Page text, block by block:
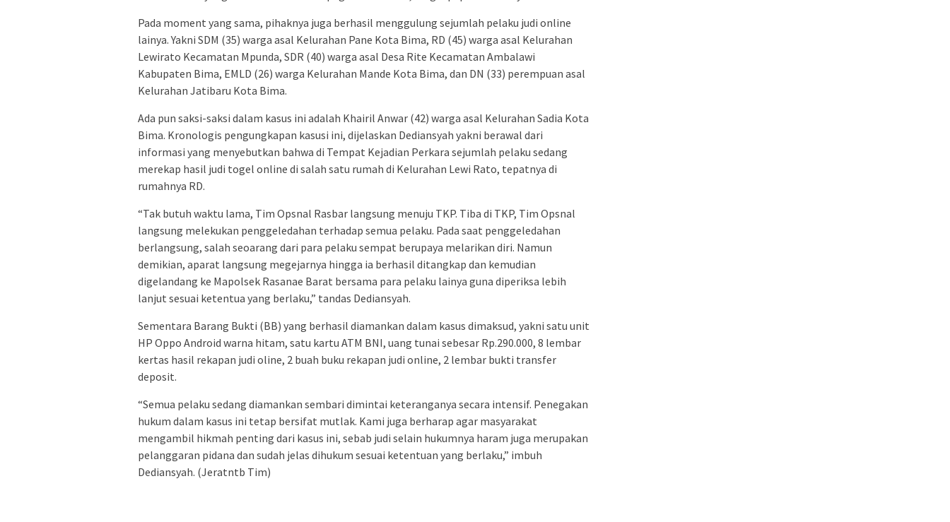
Pada moment yang sama, pihaknya juga berhasil menggulung sejumlah pelaku judi online
lainya. Yakni SDM (35) warga asal Kelurahan Pane Kota Bima, RD (45) warga asal Kelurahan
Lewirato Kecamatan Mpunda, SDR (40) warga asal Desa Rite Kecamatan Ambalawi
Kabupaten Bima, EMLD (26) warga Kelurahan Mande Kota Bima, dan DN (33) perempuan asal
Kelurahan Jatibaru Kota Bima.
Ada pun saksi-saksi dalam kasus ini adalah Khairil Anwar (42) warga asal Kelurahan Sadia Kota
Bima. Kronologis pengungkapan kasusi ini, dijelaskan Dediansyah yakni berawal dari
informasi yang menyebutkan bahwa di Tempat Kejadian Perkara sejumlah pelaku sedang
merekap hasil judi togel online di salah satu rumah di Kelurahan Lewi Rato, tepatnya di
rumahnya RD.
“Tak butuh waktu lama, Tim Opsnal Rasbar langsung menuju TKP. Tiba di TKP, Tim Opsnal
langsung melekukan penggeledahan terhadap semua pelaku. Pada saat penggeledahan
berlangsung, salah seoarang dari para pelaku sempat berupaya melarikan diri. Namun
demikian, aparat langsung megejarnya hingga ia berhasil ditangkap dan kemudian
digelandang ke Mapolsek Rasanae Barat bersama para pelaku lainya guna diperiksa lebih
lanjut sesuai ketentua yang berlaku,” tandas Dediansyah.
Sementara Barang Bukti (BB) yang berhasil diamankan dalam kasus dimaksud, yakni satu unit
HP Oppo Android warna hitam, satu kartu ATM BNI, uang tunai sebesar Rp.290.000, 8 lembar
kertas hasil rekapan judi oline, 2 buah buku rekapan judi online, 2 lembar bukti transfer
deposit.
“Semua pelaku sedang diamankan sembari dimintai keteranganya secara intensif. Penegakan
hukum dalam kasus ini tetap bersifat mutlak. Kami juga berharap agar masyarakat
mengambil hikmah penting dari kasus ini, sebab judi selain hukumnya haram juga merupakan
pelanggaran pidana dan sudah jelas dihukum sesuai ketentuan yang berlaku,” imbuh
Dediansyah. (Jeratntb Tim)